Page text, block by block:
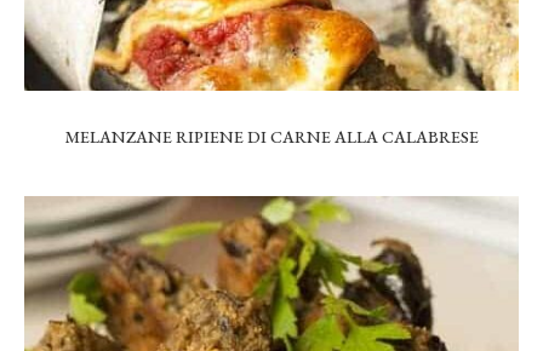
MELANZANE RIPIENE DI CARNE ALLA CALABRESE